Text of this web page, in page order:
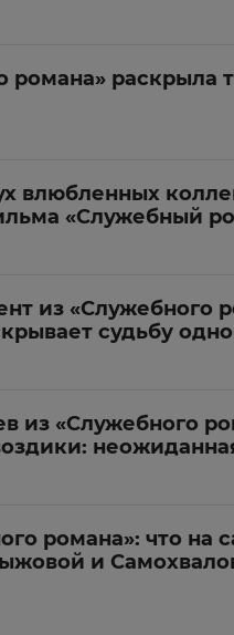
романа» раскрыла
влюбленных
«Служебный
из «Служебного
судьбу
из «Служебного
романа»: что на
и